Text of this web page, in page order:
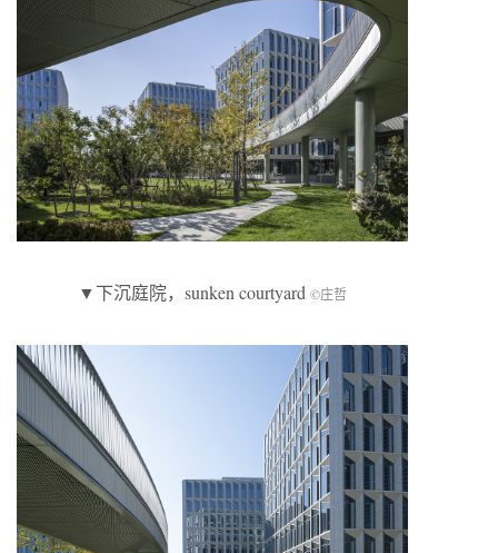
▼下沉庭院，sunken courtyard ©庄哲